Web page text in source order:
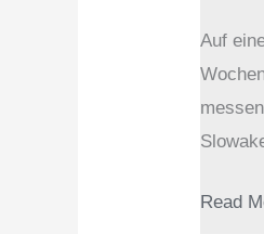
Auf
Grand
Prix
Brno
2026
Read